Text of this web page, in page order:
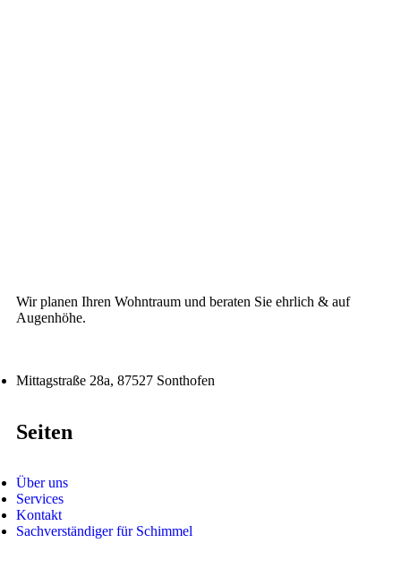
Wir planen Ihren Wohntraum und beraten Sie ehrlich & auf
Augenhöhe.
Mittagstraße 28a, 87527 Sonthofen
Seiten
Über uns
Services
Kontakt
Sachverständiger für Schimmel